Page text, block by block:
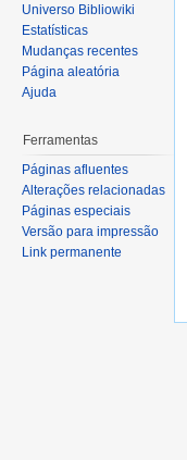
Universo Bibliowiki
Estatísticas
Mudanças recentes
Página aleatória
Ajuda
Ferramentas
Páginas afluentes
Alterações relacionadas
Páginas especiais
Versão para impressão
Link permanente